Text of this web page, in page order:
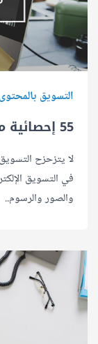
التسويق بالمحتوى
55 إحصائية مهمة عن التسويق بالمحتوى
لا يتزحزح
في التسويق
والصور والرسوم..